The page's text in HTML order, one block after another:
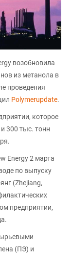
возобновила
из метанола в
проведения
Polymerupdate.
которое
300 тыс. тонн
Energy 2 марта
по выпуску
(Zhejiang,
предприятии,
(ПЭ) и